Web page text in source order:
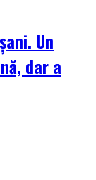
Un
dar a